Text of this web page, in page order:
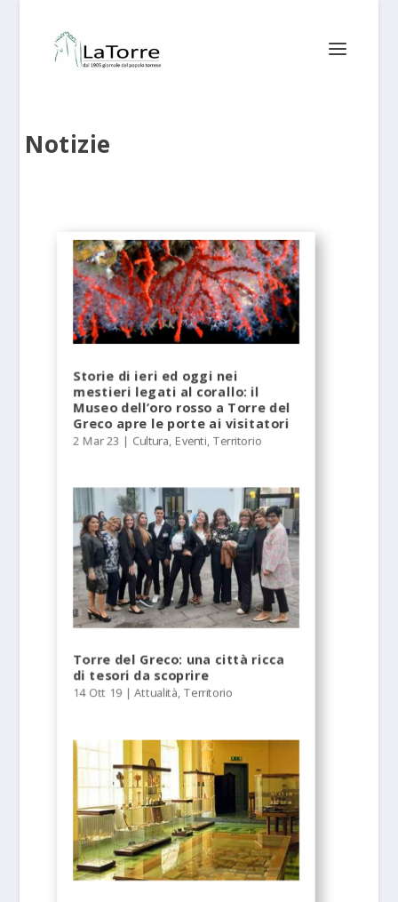
Notizie
Storie di ieri ed oggi nei
mestieri legati al corallo: il
Museo dell’oro rosso a Torre del
Greco apre le porte ai visitatori
2 Mar 23 | Cultura, Eventi,Territorio
Torre del Greco: una città ricca
di tesori da scoprire
14 Ott 19 |Attualità,Territorio